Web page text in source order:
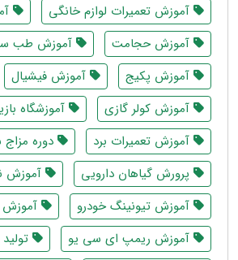
آموزش تعمیرات لوازم خانگی
آموزش حجامت
آموزش طب
آموزش پکیج
آموزش فیشیال
آموزش کولر گازی
آموزشگاه
آموزش تعمیرات برد
دوره
پرورش گیاهان دارویی
آموزش
آموزش تیونینگ خودرو
آموزش
آموزش ریمپ ای سی یو